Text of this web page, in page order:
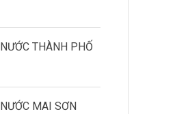
THÀNH PHỐ
MAI SƠN